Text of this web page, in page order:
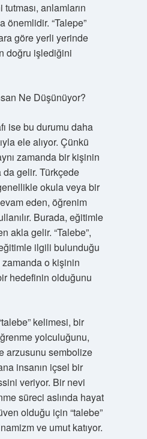
tutması, anlamların
önemlidir. “Talepe”
göre yerli yerinde
doğru işlediğini
Ne Düşünüyor?
ise bu durumu daha
ele alıyor. Çünkü
zamanda bir kişinin
da gelir. Türkçede
okula veya bir
eden, öğrenim
Burada, eğitimle
akla gelir. “Talebe”,
ilgili bulunduğu
o kişinin
hedefinin olduğunu
kelimesi, bir
yolculuğunu,
arzusunu sembolize
insanın içsel bir
veriyor. Bir nevi
süreci aslında hayat
olduğu için “talebe”
ve umut katıyor.